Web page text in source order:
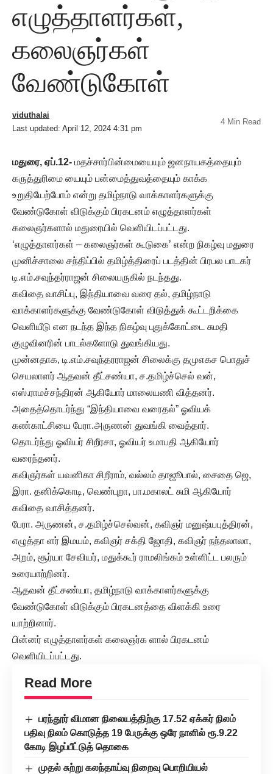
எழுத்தாளர்கள்,
கலைஞர்கள்
வேண்டுகோள்
Last updated: April 12, 2024 4:31 pm
viduthalai
4 Min Read
மதுரை, ஏப்.12- மதச்சார்பின்மையையும் ஜனநாயகத்தையும்
கருத்துரிமை யையும் பன்மைத்துவத்தையும் காக்க
உறுதியேற்போம் என்று தமிழ்நாடு வாக்காளர்களுக்கு
வேண்டுகோள் விடுக்கும் பிரகடனம் எழுத்தாளர்கள்
கலைஞர்களால் மதுரையில் வெளியிடப்பட்டது.
‘எழுத்தாளர்கள் – கலைஞர்கள் கூடுகை’ என்ற நிகழ்வு மதுரை
முனிச்சாலை சந்திப்பில் தமிழ்த்திரைப் படத்தின் பிரபல பாடகர்
டி.எம்.சவுந்தர்ராஜன் சிலையருகில் நடந்தது.
கவிதை வாசிப்பு, இந்தியாவை வரை தல், தமிழ்நாடு
வாக்காளர்களுக்கு வேண்டுகோள் விடுத்துக் கூட்டறிக்கை
வெளியீடு என நடந்த இந்த நிகழ்வு புதுக்கோட்டை சுமதி
குழுவினரின் பாடல்களோடு துவங்கியது.
முன்னதாக, டி.எம்.சவுந்தரராஜன் சிலைக்கு தமுஎகச பொதுச்
செயலாளர் ஆதவன் தீட்சண்யா, ச.தமிழ்ச்செல் வன்,
எஸ்.ராமச்சந்திரன் ஆகியோர் மாலையணி வித்தனர்.
அதைத்தொடர்ந்து “இந்தியாவை வரைதல்” ஓவியக்
கண்காட்சியை பேரா.அருணன் துவங்கி வைத்தார்.
தொடர்ந்து ஓவியர் சிறீரசா, ஓவியர் உமாபதி ஆகியோர்
வரைந்தனர்.
கவிஞர்கள் யவனிகா சிறீராம், வல்லம் தாஜூபால், சைதை ஜெ,
இரா. தனிக்கொடி, வெண்புறா, பா.மகாலட் சுமி ஆகியோர்
கவிதை வாசித்தனர்.
பேரா. அருணன், ச.தமிழ்ச்செல்வன், கவிஞர் மனுஷ்யபுத்திரன்,
எழுத்தா ளர் இமயம், கவிஞர் சக்தி ஜோதி, கவிஞர் நந்தலாலா,
அறம், சூர்யா சேவியர், மதுக்கூர் ராமலிங்கம் உள்ளிட்ட பலரும்
உரையாற்றினர்.
ஆதவன் தீட்சண்யா, தமிழ்நாடு வாக்காளர்களுக்கு
வேண்டுகோள் விடுக்கும் பிரகடனத்தை விளக்கி உரை
யாற்றினார்.
பின்னர் எழுத்தாளர்கள் கலைஞர்க ளால் பிரகடனம்
வெளியிடப்பட்டது.
Read More
பரந்தூர் விமான நிலையத்திற்கு 17.52 ஏக்கர் நிலம்
பதிவு நிலம் கொடுத்த 19 பேருக்கு ஒரே நாளில் ரூ.9.22
கோடி இழப்பீட்டுத் தொகை
முதல் சுற்று கலந்தாய்வு நிறைவு பொறியியல்